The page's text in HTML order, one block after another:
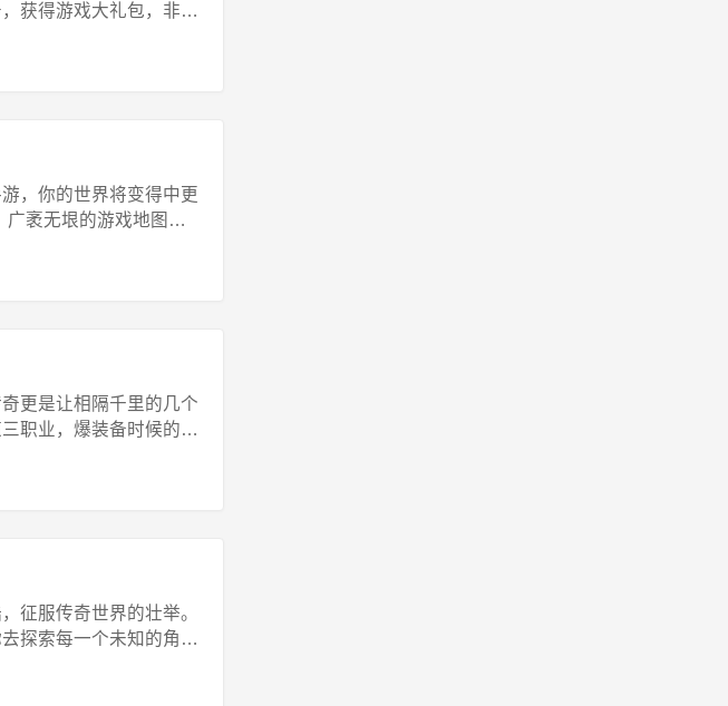
获得游戏大礼包，非常
，你的世界将变得中更
袤无垠的游戏地图，
更是让相隔千里的几个
职业，爆装备时候的爽
征服传奇世界的壮举。
探索每一个未知的角